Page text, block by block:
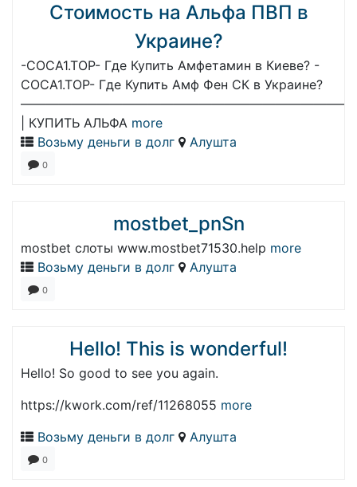
Стоимость на Альфа ПВП в
Украине?
-COCA1.TOP- Где Купить Амфетамин в Киеве? -
COCA1.TOP- Где Купить Амф Фен СК в Украине?
| КУПИТЬ АЛЬФА more
Возьму деньги в долг
Алушта
0
mostbet_pnSn
mostbet слоты www.mostbet71530.help more
Возьму деньги в долг
Алушта
0
Hello! This is wonderful!
Hello! So good to see you again.
https://kwork.com/ref/11268055 more
Возьму деньги в долг
Алушта
0